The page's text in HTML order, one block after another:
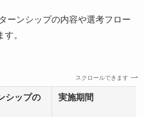
ーンシップの内容や選考フロー
。
スクロールできます
シップの
実施期間